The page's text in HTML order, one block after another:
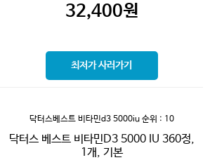
32,400원
최저가 사러가기
닥터스베스트 비타민d3 5000iu 순위 : 10
닥터스 베스트 비타민D3 5000 IU 360정,
1개, 기본